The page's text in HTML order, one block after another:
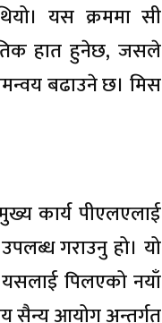
यस क्रममा सी
हात हुनेछ, जसले
बढाउने छ। मिस
कार्य पीएलएलाई
गराउनु हो। यो
पिलएको नयाँ